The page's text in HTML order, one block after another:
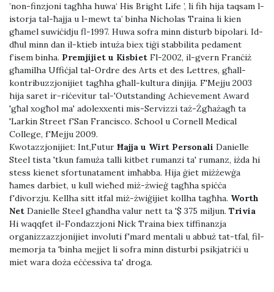
’non-finzjoni tagħha huwa‘ His Bright Life ’, li fih hija taqsam l-
istorja tal-ħajja u l-mewt ta’ binha Nicholas Traina li kien
għamel suwiċidju fl-1997. Huwa sofra minn disturb bipolari. Id-
dħul minn dan il-ktieb intuża biex tiġi stabbilita pedament
f’isem binha. Premjijiet u Kisbiet Fl-2002, il-gvern Franċiż
għamilha Uffiċjal tal-Ordre des Arts et des Lettres, għall-
kontribuzzjonijiet tagħha għall-kultura dinjija. F'Mejju 2003
hija saret ir-riċevitur tal-'Outstanding Achievement Award
'għal xogħol ma' adolexxenti mis-Servizzi taż-Żgħażagħ ta
'Larkin Street f'San Francisco. School u Cornell Medical
College, f'Mejju 2009.
Kwotazzjonijiet: Int,Futur Ħajja u Wirt Personali Danielle
Steel tista 'tkun famuża talli kitbet rumanzi ta' rumanz, iżda hi
stess kienet sfortunatament imħabba. Hija ġiet miżżewġa
ħames darbiet, u kull wieħed miż-żwieġ tagħha spiċċa
f'divorzju. Kellha sitt itfal miż-żwiġijiet kollha tagħha. Worth
Net Danielle Steel għandha valur nett ta '$ 375 miljun. Trivia
Hi waqqfet il-Fondazzjoni Nick Traina biex tiffinanzja
organizzazzjonijiet involuti f'mard mentali u abbuż tat-tfal, fil-
memorja ta 'binha mejjet li sofra minn disturbi psikjatriċi u
miet wara doża eċċessiva ta' droga.